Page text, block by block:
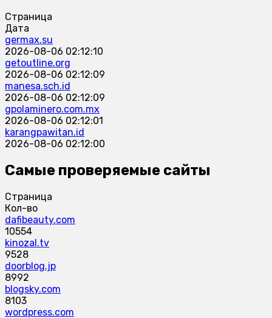
Страница
Дата
germax.su
2026-08-06 02:12:10
getoutline.org
2026-08-06 02:12:09
manesa.sch.id
2026-08-06 02:12:09
gpolaminero.com.mx
2026-08-06 02:12:01
karangpawitan.id
2026-08-06 02:12:00
Самые проверяемые сайты
Страница
Кол-во
dafibeauty.com
10554
kinozal.tv
9528
doorblog.jp
8992
blogsky.com
8103
wordpress.com